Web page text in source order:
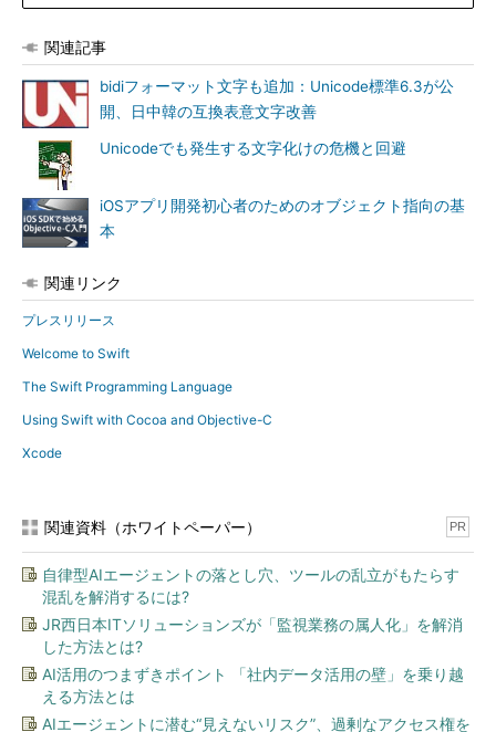
関連記事
bidiフォーマット文字も追加：Unicode標準6.3が公
開、日中韓の互換表意文字改善
Unicodeでも発生する文字化けの危機と回避
iOSアプリ開発初心者のためのオブジェクト指向の基
本
関連リンク
プレスリリース
Welcome to Swift
The Swift Programming Language
Using Swift with Cocoa and Objective-C
Xcode
関連資料（ホワイトペーパー） PR
自律型AIエージェントの落とし穴、ツールの乱立がもたらす
混乱を解消するには?
JR西日本ITソリューションズが「監視業務の属人化」を解消
した方法とは?
AI活用のつまずきポイント 「社内データ活用の壁」を乗り越
える方法とは
AIエージェントに潜む“見えないリスク”、過剰なアクセス権を